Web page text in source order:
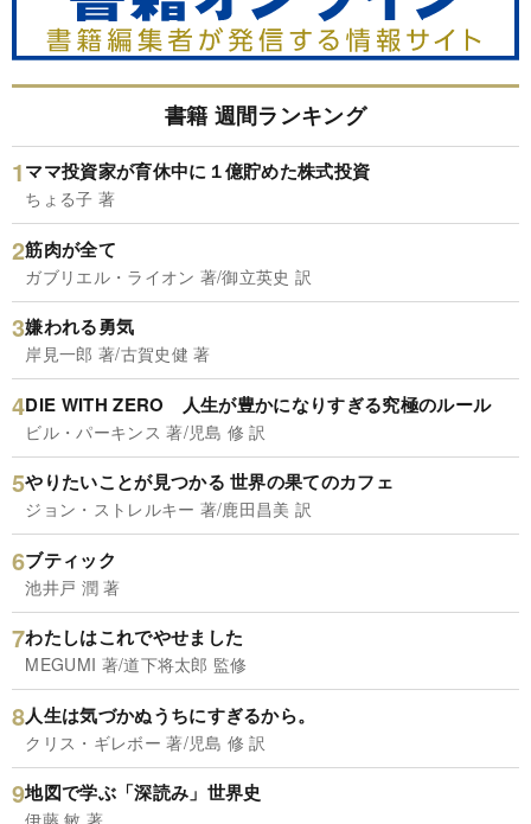
書籍 週間ランキング
ママ投資家が育休中に１億貯めた株式投資
ちょる子 著
筋肉が全て
ガブリエル・ライオン 著/御立英史 訳
嫌われる勇気
岸見一郎 著/古賀史健 著
DIE WITH ZERO 人生が豊かになりすぎる究極のルール
ビル・パーキンス 著/児島 修 訳
やりたいことが見つかる 世界の果てのカフェ
ジョン・ストレルキー 著/鹿田昌美 訳
ブティック
池井戸 潤 著
わたしはこれでやせました
MEGUMI 著/道下将太郎 監修
人生は気づかぬうちにすぎるから。
クリス・ギレボー 著/児島 修 訳
地図で学ぶ「深読み」世界史